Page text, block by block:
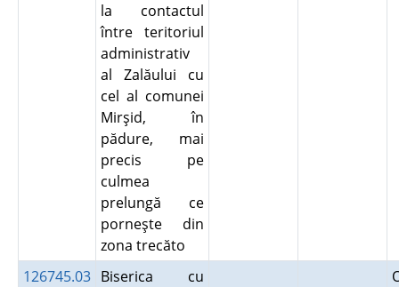
la contactul
între teritoriul
administrativ
al Zalăului cu
cel al comunei
Mirşid, în
pădure, mai
precis pe
culmea
prelungă ce
porneşte din
zona trecăto
126745.03 Biserica cu